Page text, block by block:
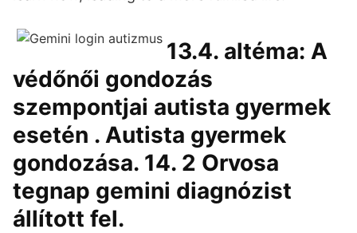
13.4. altéma: A
védőnői gondozás
szempontjai autista gyermek
esetén . Autista gyermek
gondozása. 14. 2 Orvosa
tegnap gemini diagnózist
állított fel.